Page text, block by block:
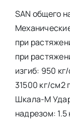
SAN общего
при
при
изгиб: 950
31500 кг/см2
Шкала-М
надрезом: